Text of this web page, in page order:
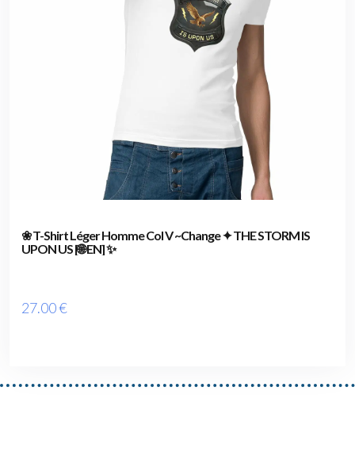
❀ T-Shirt Léger Homme Col V ~Change ✦ THE STORM IS
UPON US [🌐 EN] ✨
27.00€